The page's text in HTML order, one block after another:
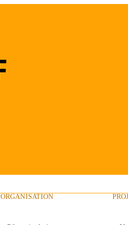
ORGANISATION